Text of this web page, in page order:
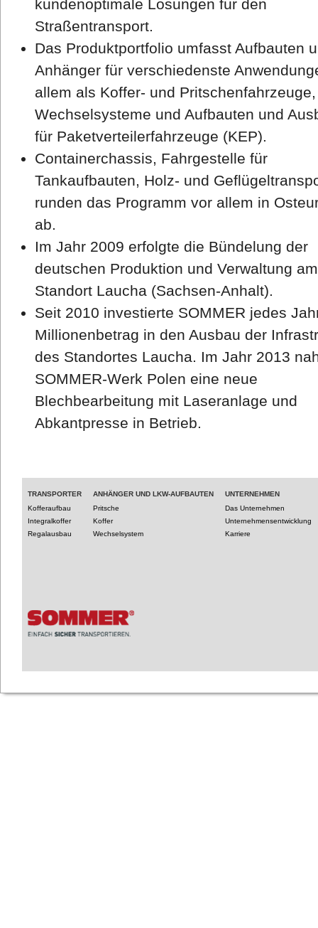
kundenoptimale Lösungen für den
Straßentransport.
Das Produktportfolio umfasst Aufbauten
Anhänger für verschiedenste
allem als Koffer- und
Wechselsysteme und Aufbauten und
für Paketverteilerfahrzeuge (KEP).
Containerchassis, Fahrgestelle für
Tankaufbauten, Holz- und
runden das Programm vor allem in
ab.
Im Jahr 2009 erfolgte die Bündelung der
deutschen Produktion und Verwaltung am
Standort Laucha (Sachsen-Anhalt).
Seit 2010 investierte SOMMER jedes
Millionenbetrag in den Ausbau der
des Standortes Laucha. Im Jahr 2013
SOMMER-Werk Polen eine neue
Blechbearbeitung mit Laseranlage und
Abkantpresse in Betrieb.
TRANSPORTER
Kofferaufbau
Integralkoffer
Regalausbau
ANHÄNGER UND LKW-AUFBAUTEN
Pritsche
Koffer
Wechselsystem
UNTERNEHMEN
Das Unternehmen
Unternehmensentwicklung
Karriere